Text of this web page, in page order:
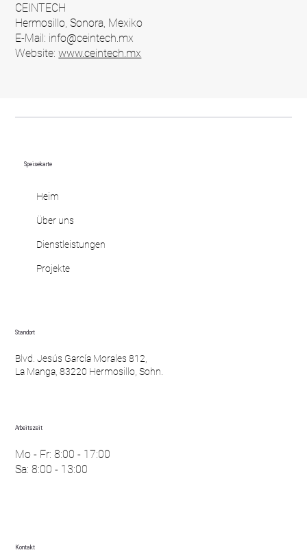
CEINTECH
Hermosillo, Sonora, Mexiko
E-Mail: info@ceintech.mx
Website:www.ceintech.mx
Heim
Über uns
Dienstleistungen
Projekte
Speisekarte
Standort
Blvd. Jesús García Morales 812,
La Manga, 83220 Hermosillo, Sohn.
Mo - Fr: 8:00 - 17:00
Sa: 8:00 - 13:00
Arbeitszeit
Kontakt